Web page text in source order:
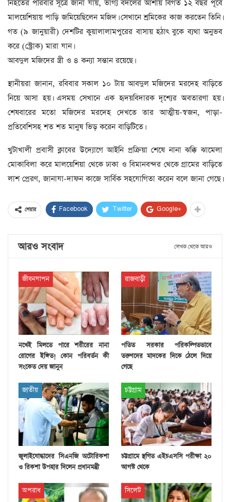
নিহতের পরিবার সূত্রে জানা যায়, ভাগ্য বদলের আশায় বিগত ১২ বছর পূর্বে
মালয়েশিয়ায় পাড়ি জমিয়েছিলেন মজিদ। সেখানে শ্রমিকের কাজ করতেন তিনি।
গত (৯ জানুয়ারী) দেশটির কুয়ালালামপুরের বাসায় হঠাৎ বুকে ব্যথা অনুভব
করে (স্ট্রোক) মারা যান।
আবদুল মজিদের স্ত্রী ও ৪ কন্যা সন্তান রয়েছে।
স্থানীয়রা জানান, রবিবার সকাল ১০ টায় আবদুল মজিদের মরদেহ বাড়িতে
নিয়ে আসা হয়। এসময় সেখানে এক হৃদয়বিদারক দৃশ্যের অবতারণা হয়।
শেষবারের মতো মজিদের মরদেহ দেখতে তার আত্মীয়-স্বজন, পাড়া-
প্রতিবেশিসহ শত শত মানুষ ভিড় করেন বাড়িটিতে।
খুটাখালী প্রবাসী ক্লাবের উদ্যোগে আইনি প্রক্রিয়া শেষে নানা ঝক্কি ঝামেলা
মোকাবিলা করে মালয়েশিয়া থেকে ঢাকা ও বিমানবন্দর থেকে গ্রামের বাড়িতে
লাশ প্রেরণ, জানাযা-দাফন কাজে সার্বিক সহযোগিতা করেন বলে জানা গেছে।
শেয়ার Facebook Twitter Google+
আরও সংবাদ লেখক থেকে আরও
জীবনযাপন
নখেই মিলতে পারে শরীরের নানা
রোগের ইঙ্গিত! কোন পরিবর্তন কী
সংকেত দেয় জানুন
রাজবাড়ী
পতিত সরকার পরিকল্পিতভাবে
তরুণদের মাদকের দিকে ঠেলে দিয়ে
গেছে
জাতীয়
জুলাইযোদ্ধাদের সিএনজি অটোরিকশা
ও রিকশা উপহার দিলেন প্রধানমন্ত্রী
চট্টগ্রাম
চট্টগ্রামে স্থগিত এইচএসসি পরীক্ষা ২০
আগস্ট থেকে
অপরাধ সিলেট